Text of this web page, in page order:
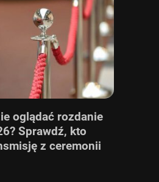
oglądać rozdanie
Sprawdź, kto
z ceremonii